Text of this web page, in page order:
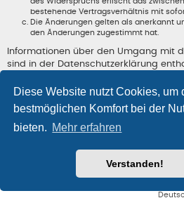
Diese Website nutzt Cookies, um
bestmöglichen Komfort bei der
bieten. Mehr erfahren
Verstanden!
bestehende Vertragsverhältnis mit
Die Änderungen gelten als anerkannt
den Änderungen zugestimmt hat.
Informationen über den Umgang mit
sind in der Datenschutzerklärung
Blog und Homepage Foren-